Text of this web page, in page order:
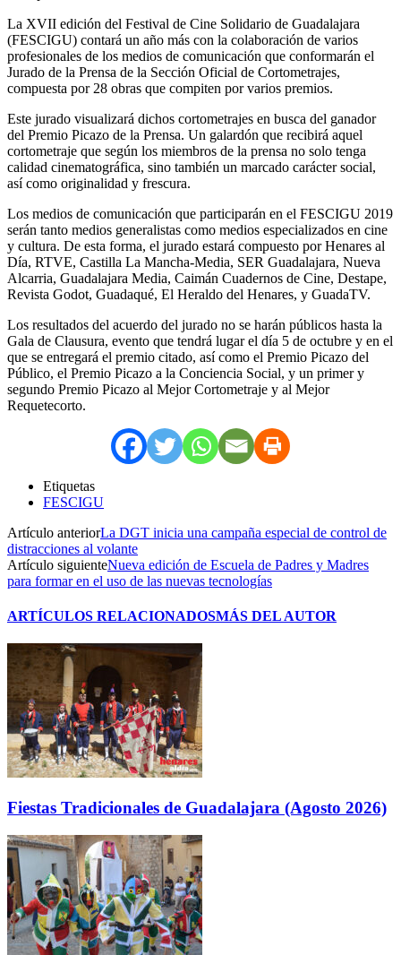
La XVII edición del Festival de Cine Solidario de Guadalajara
(FESCIGU) contará un año más con la colaboración de varios
profesionales de los medios de comunicación que conformarán el
Jurado de la Prensa de la Sección Oficial de Cortometrajes,
compuesta por 28 obras que compiten por varios premios.
Este jurado visualizará dichos cortometrajes en busca del ganador
del Premio Picazo de la Prensa. Un galardón que recibirá aquel
cortometraje que según los miembros de la prensa no solo tenga
calidad cinematográfica, sino también un marcado carácter social,
así como originalidad y frescura.
Los medios de comunicación que participarán en el FESCIGU 2019
serán tanto medios generalistas como medios especializados en cine
y cultura. De esta forma, el jurado estará compuesto por Henares al
Día, RTVE, Castilla La Mancha-Media, SER Guadalajara, Nueva
Alcarria, Guadalajara Media, Caimán Cuadernos de Cine, Destape,
Revista Godot, Guadaqué, El Heraldo del Henares, y GuadaTV.
Los resultados del acuerdo del jurado no se harán públicos hasta la
Gala de Clausura, evento que tendrá lugar el día 5 de octubre y en el
que se entregará el premio citado, así como el Premio Picazo del
Público, el Premio Picazo a la Conciencia Social, y un primer y
segundo Premio Picazo al Mejor Cortometraje y al Mejor
Requetecorto.
Etiquetas
FESCIGU
Artículo anteriorLa DGT inicia una campaña especial de control de
distracciones al volante
Artículo siguienteNueva edición de Escuela de Padres y Madres
para formar en el uso de las nuevas tecnologías
ARTÍCULOS RELACIONADOSMÁS DEL AUTOR
Fiestas Tradicionales de Guadalajara (Agosto 2026)